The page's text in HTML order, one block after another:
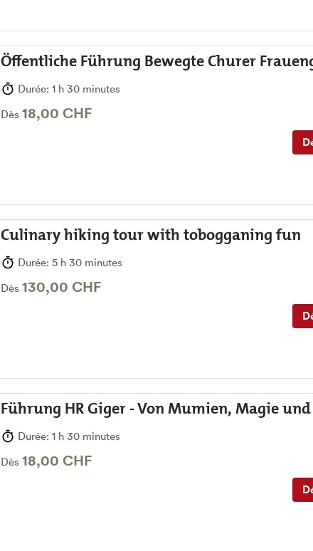
Öffentliche Führung Bewegte Churer
Durée: 1 h 30 minutes
Dès 18,00 CHF
Culinary hiking tour with tobogganing fun
Durée: 5 h 30 minutes
Dès 130,00 CHF
Führung HR Giger - Von Mumien, Magie
Durée: 1 h 30 minutes
Dès 18,00 CHF